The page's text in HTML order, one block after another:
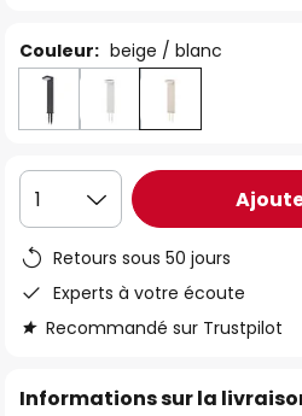
Couleur: beige / blanc
1
Retours sous 50 jours
Experts à votre écoute
Recommandé sur Trustpilot
Informations sur la